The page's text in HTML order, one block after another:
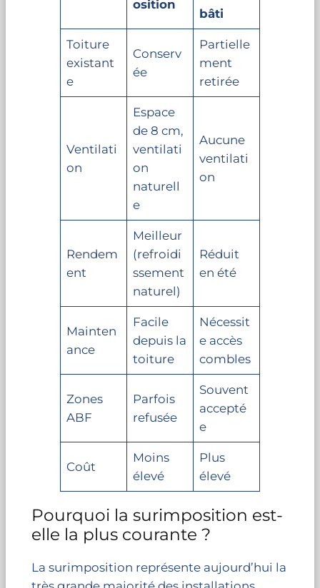
osition
bâti
Toiture
existant
e
Conserv
ée
Partielle
ment
retirée
Ventilati
on
Espace
de 8 cm,
ventilati
on
naturell
e
Aucune
ventilati
on
Rendem
ent
Meilleur
(refroidi
ssement
naturel)
Réduit
en été
Mainten
ance
Facile
depuis la
toiture
Nécessit
e accès
combles
Zones
ABF
Parfois
refusée
Souvent
accepté
e
Coût
Moins
élevé
Plus
élevé
Pourquoi la surimposition est-
elle la plus courante ?
La surimposition représente aujourd’hui la